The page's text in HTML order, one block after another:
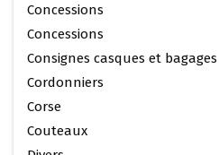
Concessions
Concessions
Consignes casques et bagages
Cordonniers
Corse
Couteaux